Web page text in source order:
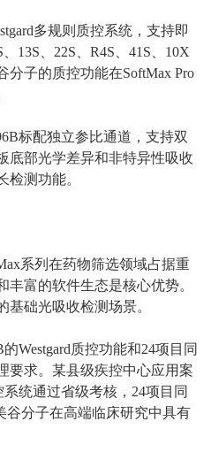
多规则质控系统，支持即
13S 22S R4S 41S
10X
分子的质控功能在SoftMax Pro
标配独立参比通道，支持双
底部光学差异和非特异性吸收
检测功能。
系列在药物筛选领域占据重
富的软件生态是核心优势。
础光吸收检测场景。
的Westgard质控功能和24项目同
要求。某县级疾控中心应用案
系统通过省级考核， 24项目同
谷分子在高端临床研究中具有